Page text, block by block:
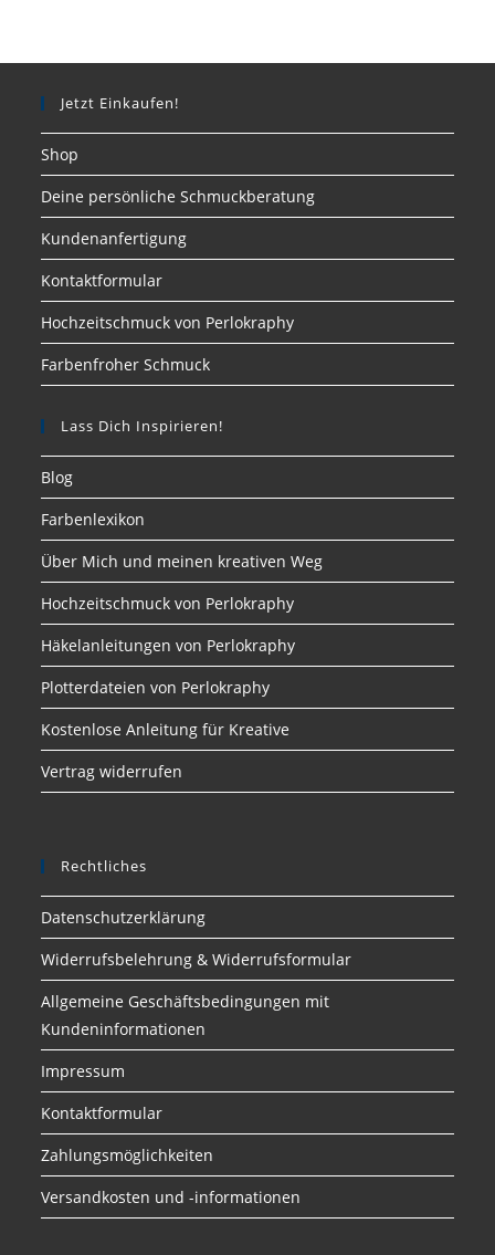
Jetzt Einkaufen!
Shop
Deine persönliche Schmuckberatung
Kundenanfertigung
Kontaktformular
Hochzeitschmuck von Perlokraphy
Farbenfroher Schmuck
Lass Dich Inspirieren!
Blog
Farbenlexikon
Über Mich und meinen kreativen Weg
Hochzeitschmuck von Perlokraphy
Häkelanleitungen von Perlokraphy
Plotterdateien von Perlokraphy
Kostenlose Anleitung für Kreative
Vertrag widerrufen
Rechtliches
Datenschutzerklärung
Widerrufsbelehrung & Widerrufsformular
Allgemeine Geschäftsbedingungen mit
Kundeninformationen
Impressum
Kontaktformular
Zahlungsmöglichkeiten
Versandkosten und -informationen